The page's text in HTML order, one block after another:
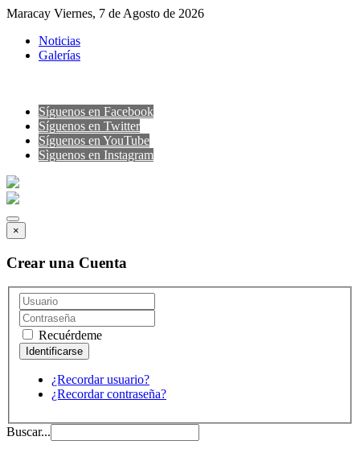
Maracay Viernes, 7 de Agosto de 2026
Noticias
Galerías
Síguenos en Facebook
Síguenos en Twitter
Síguenos en YouTube
Sìguenos en Instagram
×
Crear una Cuenta
Recuérdeme
¿Recordar usuario?
¿Recordar contraseña?
Buscar...